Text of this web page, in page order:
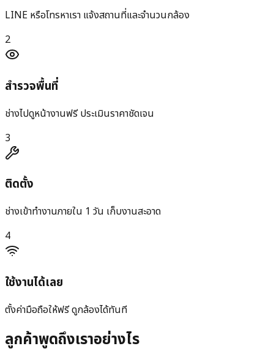
LINE หรือโทรหาเรา แจ้งสถานที่และจำนวนกล้อง
2
สำรวจพื้นที่
ช่างไปดูหน้างานฟรี ประเมินราคาชัดเจน
3
ติดตั้ง
ช่างเข้าทำงานภายใน 1 วัน เก็บงานสะอาด
4
ใช้งานได้เลย
ตั้งค่ามือถือให้ฟรี ดูกล้องได้ทันที
ลูกค้าพูดถึงเราอย่างไร